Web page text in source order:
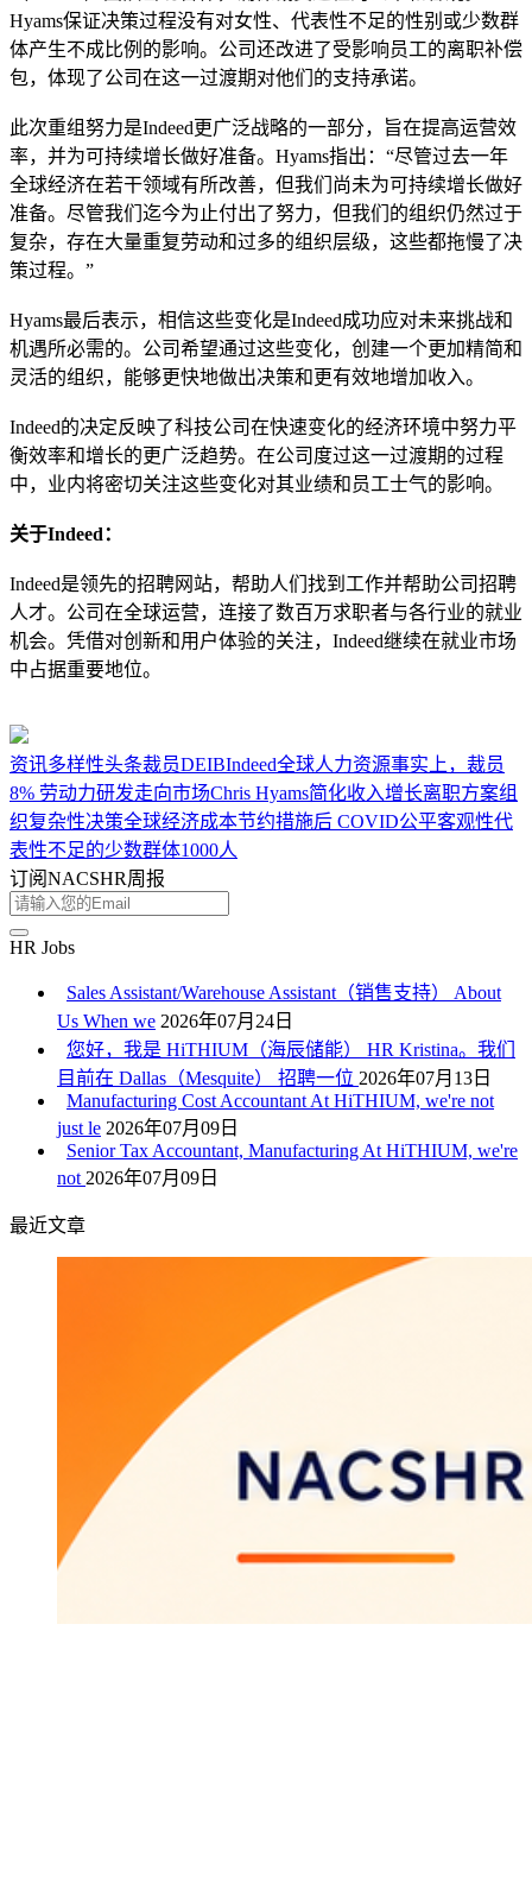
Hyams保证决策过程没有对女性、代表性不足的性别或少数群
体产生不成比例的影响。公司还改进了受影响员工的离职补偿
包，体现了公司在这一过渡期对他们的支持承诺。
此次重组努力是Indeed更广泛战略的一部分，旨在提高运营效
率，并为可持续增长做好准备。Hyams指出：“尽管过去一年
全球经济在若干领域有所改善，但我们尚未为可持续增长做好
准备。尽管我们迄今为止付出了努力，但我们的组织仍然过于
复杂，存在大量重复劳动和过多的组织层级，这些都拖慢了决
策过程。”
Hyams最后表示，相信这些变化是Indeed成功应对未来挑战和
机遇所必需的。公司希望通过这些变化，创建一个更加精简和
灵活的组织，能够更快地做出决策和更有效地增加收入。
Indeed的决定反映了科技公司在快速变化的经济环境中努力平
衡效率和增长的更广泛趋势。在公司度过这一过渡期的过程
中，业内将密切关注这些变化对其业绩和员工士气的影响。
关于Indeed：
Indeed是领先的招聘网站，帮助人们找到工作并帮助公司招聘
人才。公司在全球运营，连接了数百万求职者与各行业的就业
机会。凭借对创新和用户体验的关注，Indeed继续在就业市场
中占据重要地位。
资讯多样性头条裁员DEIBIndeed全球人力资源事实上，裁员
8% 劳动力研发走向市场Chris Hyams简化收入增长离职方案组
织复杂性决策全球经济成本节约措施后 COVID公平客观性代
表性不足的少数群体1000人
订阅NACSHR周报
HR Jobs
Sales Assistant/Warehouse Assistant（销售支持） About
Us When we 2026年07月24日
您好，我是 HiTHIUM（海辰储能） HR Kristina。我们
目前在 Dallas（Mesquite） 招聘一位 2026年07月13日
Manufacturing Cost Accountant At HiTHIUM, we're not
just le 2026年07月09日
Senior Tax Accountant, Manufacturing At HiTHIUM, we're
not 2026年07月09日
最近文章